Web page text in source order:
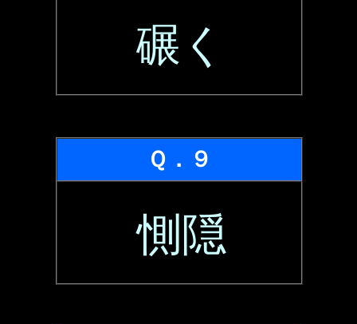
碾く
Ｑ．９
惻隠